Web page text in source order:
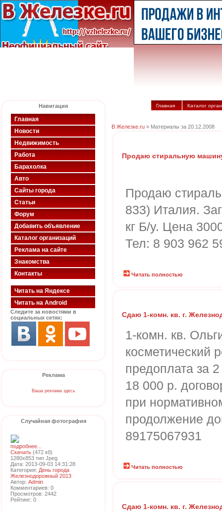
Навигация
Главная
Новости
Недвижимость
Работа
Барахолка
Авто
Сайты города
Статьи
Форум
Добавить объявление
Каталог организаций
Реклама на сайте
Знакомства
Контакты
Читать на Яндексе
Читать на Android
Следите за новостями в
социальных сетях:
Реклама
Ваша реклама здесь
Случайная фотография
подробнее...
Скачать (472 кб)
1280x853 тип Jpeg
Дата: 2013-09-03 14:31:28
Категория: День города
Железнодорожный 2013
Автор: Admin
Комментариев: 0
Просмотров: 2442
Рейтинг: 0
Главная Каталог
В Железке.ru » Материалы за 20.12.2008
Продаю стиральную
Продаю
833) Италия.
кг Б/у. Цена
Тел: 8 903 962
Читать полностью
Сдаю 1-комн. кв. г.
1-комн. кв.
косметический
предоплата за
18 000 р.
при
продолжение
89175067931
Читать полностью
Сдаю 1-комн. кв. г.